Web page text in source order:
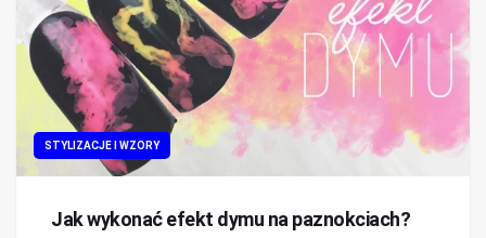
STYLIZACJE I WZORY
Jak wykonać efekt dymu na paznokciach?